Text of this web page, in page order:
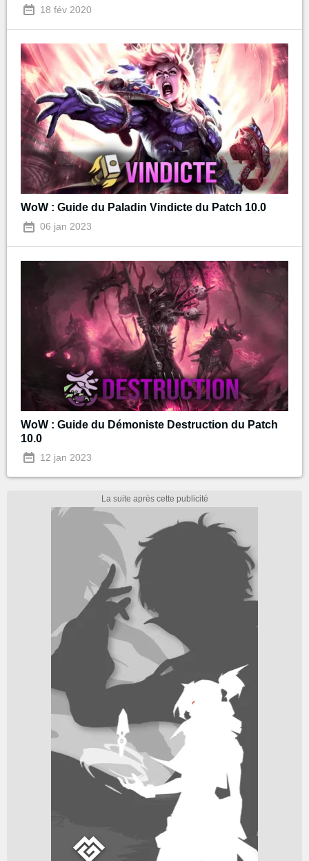
18 fév 2020
WoW : Guide du Paladin Vindicte du Patch 10.0
06 jan 2023
WoW : Guide du Démoniste Destruction du Patch
10.0
12 jan 2023